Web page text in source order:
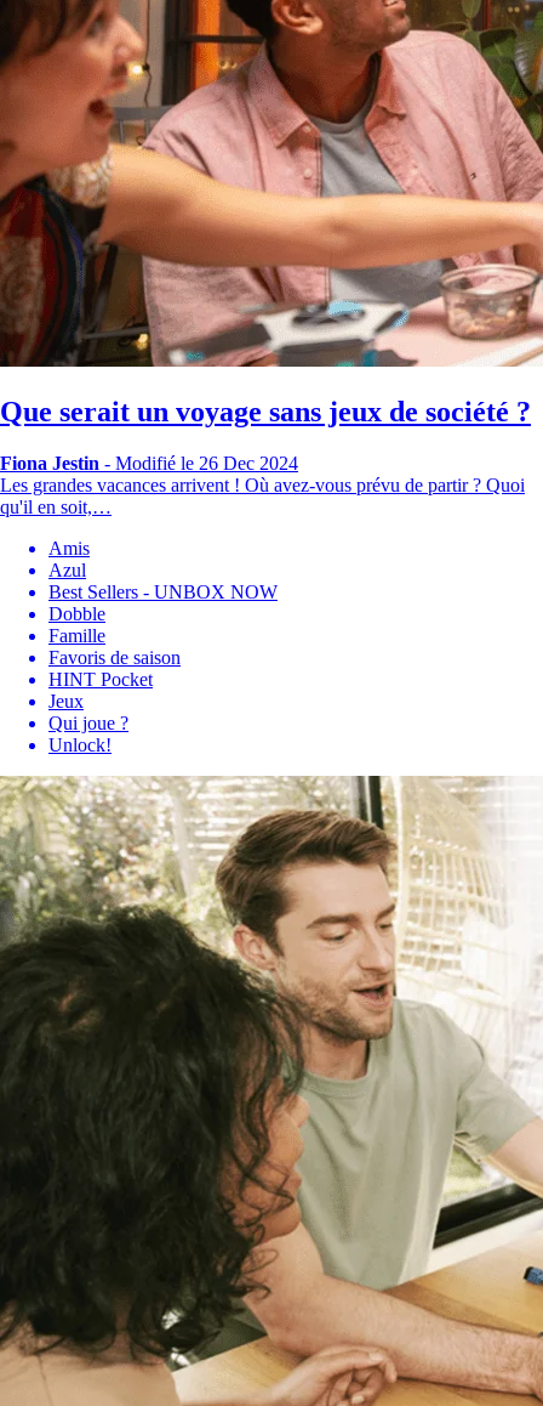
Que serait un voyage sans jeux de société ?
Fiona Jestin - Modifié le 26 Dec 2024
Les grandes vacances arrivent ! Où avez-vous prévu de partir ? Quoi
qu'il en soit,…
Amis
Azul
Best Sellers - UNBOX NOW
Dobble
Famille
Favoris de saison
HINT Pocket
Jeux
Qui joue ?
Unlock!